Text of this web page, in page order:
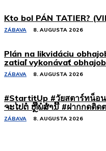
Kto bol PÁN TATIER?
ZÁBAVA 8. AUGUSTA 2026
Plán na likvidáciu
zatiaľ vykonávať
ZÁBAVA 8. AUGUSTA 2026
#StartitUp #วัยสตาร์ทน็อ
ຈະໄປຕໍ່ ຫຼືພໍສໍ່ານີ້ #ฝากกดติด
ZÁBAVA 8. AUGUSTA 2026